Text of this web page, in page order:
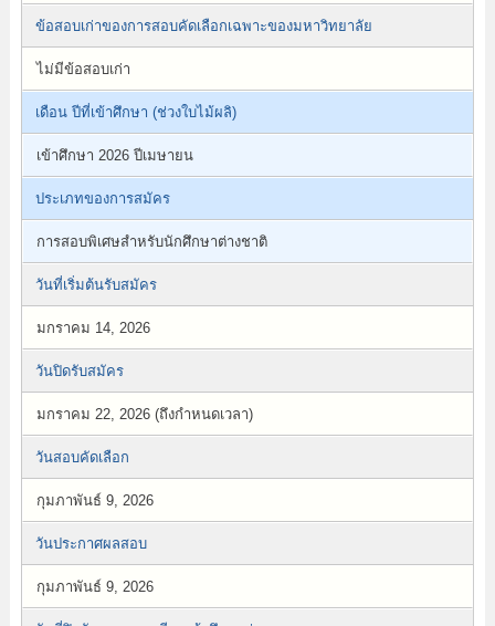
ข้อสอบเก่าของการสอบคัดเลือกเฉพาะของมหาวิทยาลัย
ไม่มีข้อสอบเก่า
เดือน ปีที่เข้าศึกษา (ช่วงใบไม้ผลิ)
เข้าศึกษา 2026 ปีเมษายน
ประเภทของการสมัคร
การสอบพิเศษสำหรับนักศึกษาต่างชาติ
วันที่เริ่มต้นรับสมัคร
มกราคม 14, 2026
วันปิดรับสมัคร
มกราคม 22, 2026 (ถึงกำหนดเวลา)
วันสอบคัดเลือก
กุมภาพันธ์ 9, 2026
วันประกาศผลสอบ
กุมภาพันธ์ 9, 2026